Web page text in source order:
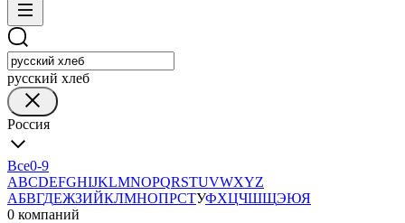
русский хлеб
Россия
Все0-9
ABCDEFGHIJKLMNOPQRSTUVWXYZ
АБВГДЕЖЗИЙКЛМНОПРСТУФХЦЧШЩЭЮЯ
0 компаний